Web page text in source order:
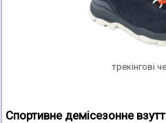
трекінгові
Спортивне демісезонне